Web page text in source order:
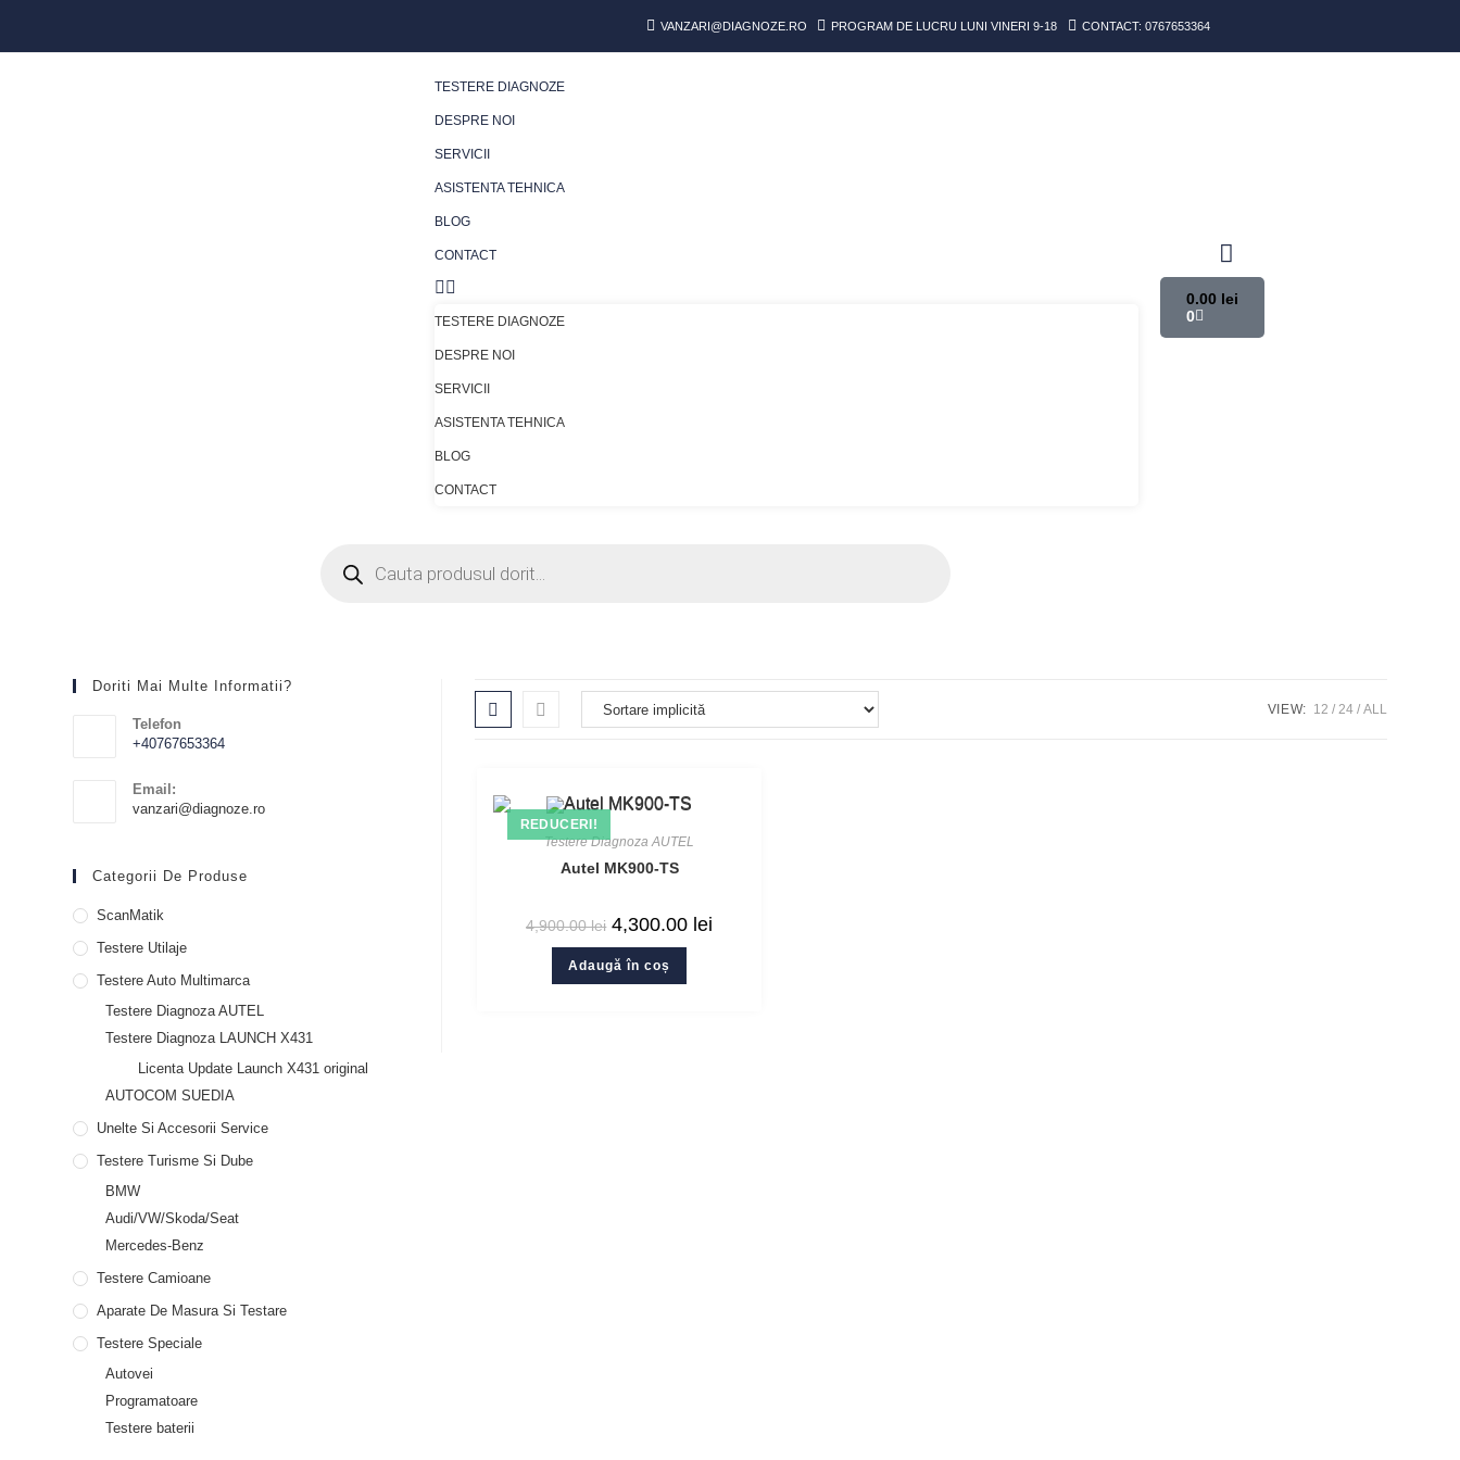
VANZARI@DIAGNOZE.RO PROGRAM DE LUCRU LUNI VINERI 9-18 CONTACT: 0767653364
TESTERE DIAGNOZE
DESPRE NOI
SERVICII
ASISTENTA TEHNICA
BLOG
CONTACT
TESTERE DIAGNOZE
DESPRE NOI
SERVICII
ASISTENTA TEHNICA
BLOG
CONTACT
0.00 lei
0
VIEW: 12 24 ALL
REDUCERI!
Testere Diagnoza AUTEL
Autel MK900-TS
4,900.00lei 4,300.00 lei
Adaugă în coș
Doriti Mai Multe Informatii?
Telefon
+40767653364
Email:
vanzari@diagnoze.ro
Categorii De Produse
ScanMatik
Testere Utilaje
Testere Auto Multimarca
Testere Diagnoza AUTEL
Testere Diagnoza LAUNCH X431
Licenta Update Launch X431 original
AUTOCOM SUEDIA
Unelte Si Accesorii Service
Testere Turisme Si Dube
BMW
Audi/VW/Skoda/Seat
Mercedes-Benz
Testere Camioane
Aparate De Masura Si Testare
Testere Speciale
Autovei
Programatoare
Testere baterii